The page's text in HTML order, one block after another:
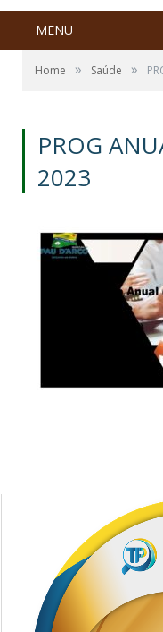
MENU
Home » Saúde »
PROG
2023